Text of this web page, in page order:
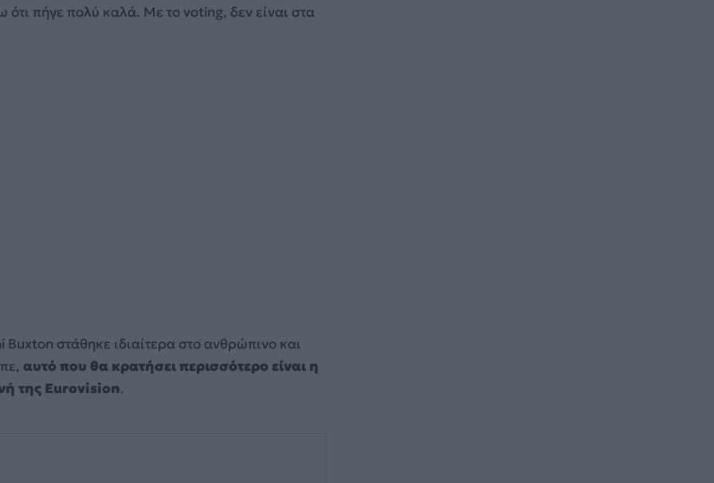
πήγε πολύ καλά. Με το voting, δεν είναι στα
στάθηκε ιδιαίτερα στο ανθρώπινο και
αυτό που θα κρατήσει περισσότερο είναι η
της Eurovision.